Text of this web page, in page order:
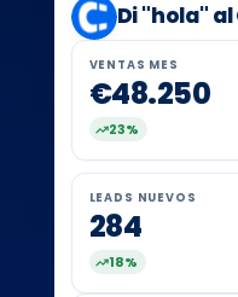
Di "hola"
VENTAS MES
€48.250
23%
LEADS NUEVOS
284
18%